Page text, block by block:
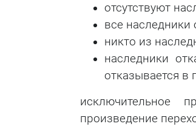
отсутствуют
все наследники
никто из
наследники
отказывается в
исключительное
произведение